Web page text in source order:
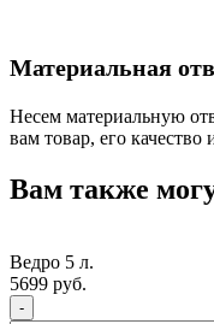
Материальная
Несем материальную
вам товар, его качество
Вам также
Ведро 5 л.
5699 руб.
Quantity
-